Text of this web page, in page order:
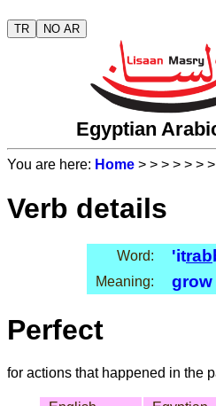
TR NO AR
Egyptian
You are here: Home > > > > > > >
Verb details
Word: 'itrab
Meaning: grow
Perfect
for actions that happened in the